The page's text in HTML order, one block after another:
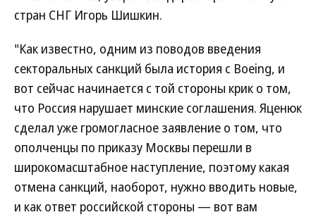
стран СНГ Игорь Шишкин.
"Как известно, одним из поводов введения
секторальных санкций была история с Boeing, и
вот сейчас начинается с той стороны крик о том,
что Россия нарушает минские соглашения. Яценюк
сделал уже громогласное заявление о том, что
ополченцы по приказу Москвы перешли в
широкомасштабное наступление, поэтому какая
отмена санкций, наоборот, нужно вводить новые,
и как ответ российской стороны — вот вам